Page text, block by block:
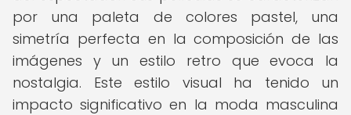
por una paleta de colores pastel, una
simetría perfecta en la composición de las
imágenes y un estilo retro que evoca la
nostalgia. Este estilo visual ha tenido un
impacto significativo en la moda masculina